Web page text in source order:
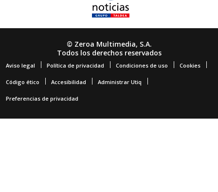
© Zeroa Multimedia, S.A.
Todos los derechos reservados
Aviso legal Política de privacidad Condiciones de uso Cookies
Código ético Accesibilidad Administrar Utiq
Preferencias de privacidad